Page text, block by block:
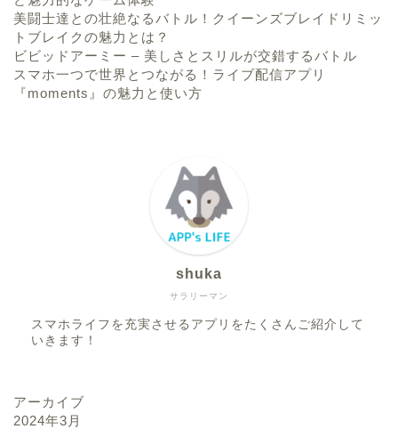
美闘士達との壮絶なるバトル！クイーンズブレイドリミッ
トブレイクの魅力とは？
ビビッドアーミー – 美しさとスリルが交錯するバトル
スマホ一つで世界とつながる！ライブ配信アプリ
『moments』の魅力と使い方
サラリーマン
shuka
スマホライフを充実させるアプリをたくさんご紹介して
いきます！
アーカイブ
2024年3月